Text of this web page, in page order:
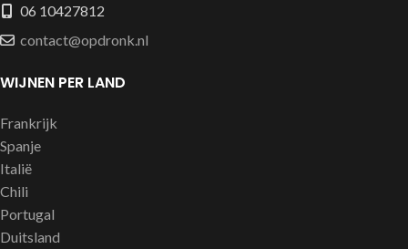
06 10427812
contact@opdronk.nl
WIJNEN PER LAND
Frankrijk
Spanje
Italië
Chili
Portugal
Duitsland